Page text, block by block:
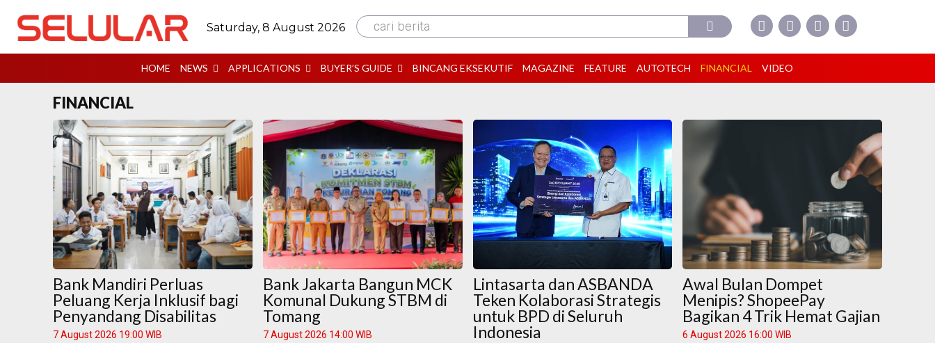
Saturday, 8 August 2026 cari berita
HOME NEWS APPLICATIONS BUYER’S GUIDE BINCANG EKSEKUTIF MAGAZINE FEATURE AUTOTECH FINANCIAL VIDEO
FINANCIAL
Bank Mandiri Perluas
Peluang Kerja Inklusif bagi
Penyandang Disabilitas
7 August 2026 19:00 WIB
Bank Jakarta Bangun MCK
Komunal Dukung STBM di
Tomang
7 August 2026 14:00 WIB
Lintasarta dan ASBANDA
Teken Kolaborasi Strategis
untuk BPD di Seluruh
Indonesia
Awal Bulan Dompet
Menipis? ShopeePay
Bagikan 4 Trik Hemat Gajian
6 August 2026 16:00 WIB